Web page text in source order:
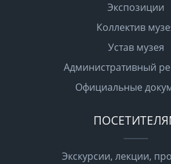
Экспозиции
Коллектив
Устав музея
Административный
Официальные
Экскурсии, лекции,